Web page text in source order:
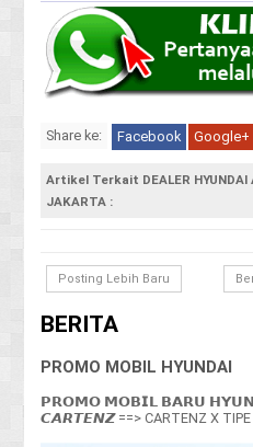
Share ke: Facebook Google+
Artikel Terkait DEALER HYUNDAI
JAKARTA :
Posting Lebih Baru
BERITA
PROMO MOBIL HYUNDAI
𝗣𝗥𝗢𝗠𝗢 𝗠𝗢𝗕𝗜𝗟 𝗕𝗔𝗥𝗨
𝘾𝘼𝙍𝙏𝙀𝙉𝙕 ==> CARTENZ X TIPE